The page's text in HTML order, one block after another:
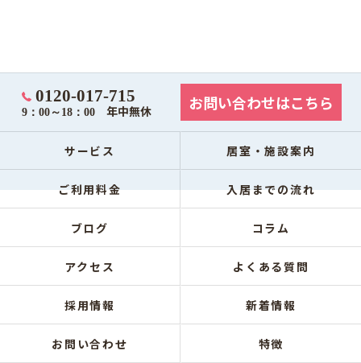
0120-017-715
9：00～18：00 年中無休 お問い合わせはこちら
サービス 居室・施設案内
ご利用料金 入居までの流れ
ブログ コラム
アクセス よくある質問
採用情報 新着情報
お問い合わせ 特徴